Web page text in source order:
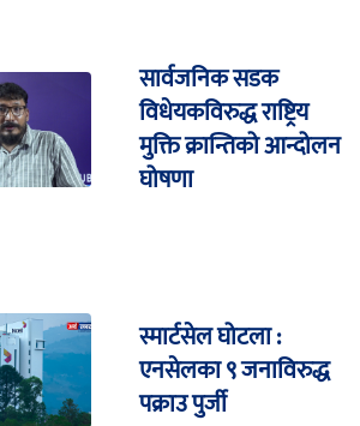
सार्वजनिक सडक
विधेयकविरुद्ध राष्ट्रिय
मुक्ति क्रान्तिको आन्दोलन
घोषणा
स्मार्टसेल घोटला :
एनसेलका ९ जनाविरुद्ध
पक्राउ पुर्जी